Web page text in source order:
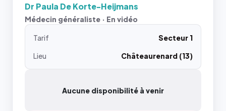
Dr Paula De Korte-Heijmans
Médecin généraliste · En vidéo
Tarif
Secteur 1
Lieu
Châteaurenard (13)
Aucune disponibilité à venir